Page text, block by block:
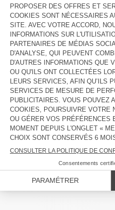
Livraison estiméeentre le
AJOUTER
DESCRIPTION
TAILLE ET COUPE
COMPOSITION
ENTRETIEN
TRAÇABILITÉ
DANS LA MÊME MATIÈRE